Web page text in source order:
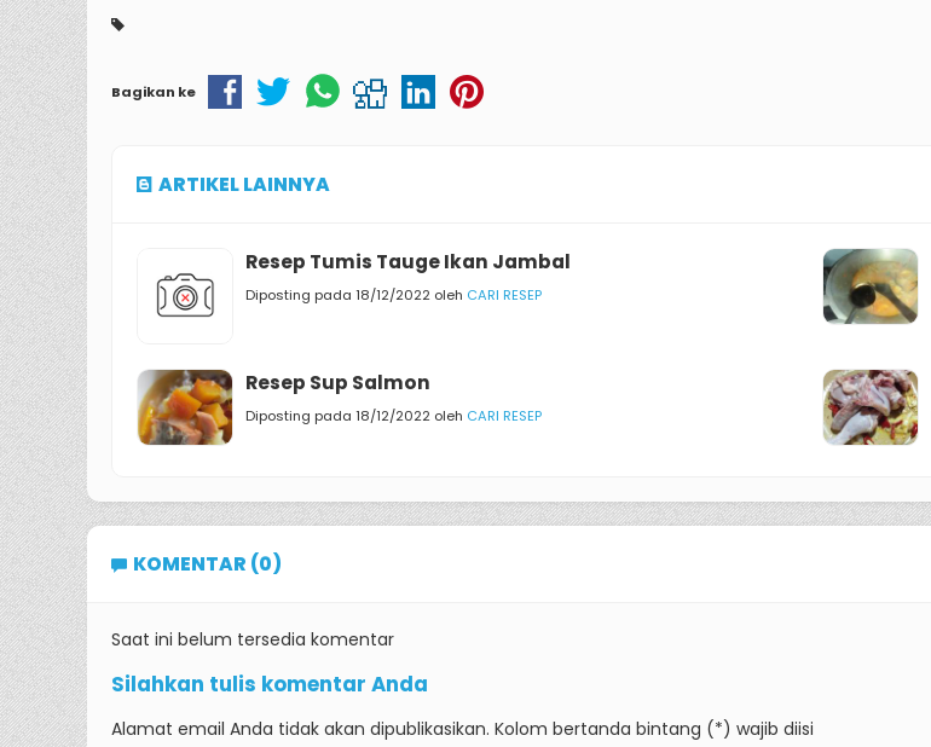
Bagikan ke
ARTIKEL LAINNYA
Resep Tumis Tauge Ikan Jambal
Diposting pada 18/12/2022 oleh CARI RESEP
Resep Sup Salmon
Diposting pada 18/12/2022 oleh CARI RESEP
KOMENTAR (0)
Saat ini belum tersedia komentar
Silahkan tulis komentar Anda
Alamat email Anda tidak akan dipublikasikan. Kolom bertanda bintang (*) wajib diisi